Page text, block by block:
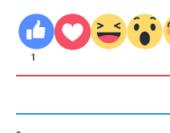
1